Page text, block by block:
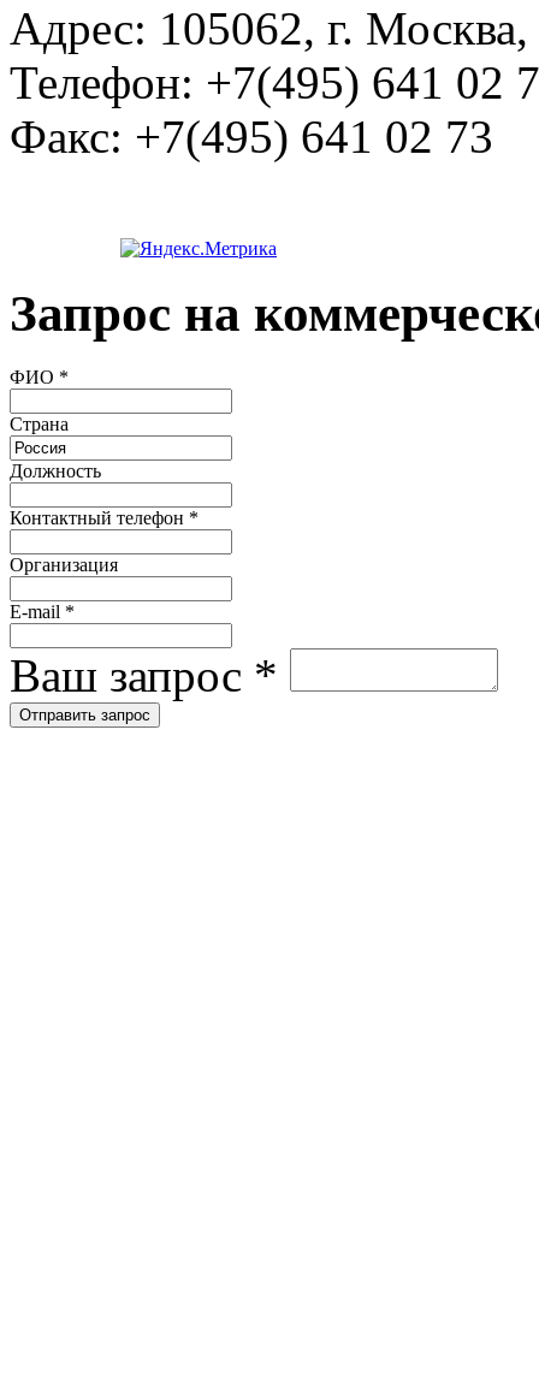
Адрес: 105062, г.
Телефон: +7(495) 641 02
Факс: +7(495) 641 02 73
Запрос на
ФИО *
Страна
Должность
Контактный телефон *
Организация
E-mail *
Ваш запрос *